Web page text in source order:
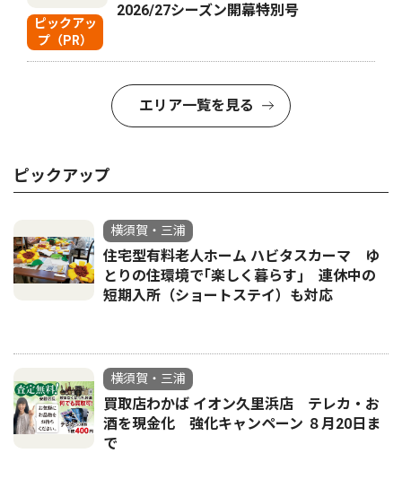
ピックアッ
プ（PR）
2026/27シーズン開幕特別号
エリア一覧を見る
ピックアップ
横須賀・三浦
住宅型有料老人ホーム ハビタスカーマ ゆ
とりの住環境で｢楽しく暮らす｣ 連休中の
短期入所（ショートステイ）も対応
横須賀・三浦
買取店わかば イオン久里浜店 テレカ・お
酒を現金化 強化キャンペーン ８月20日ま
で